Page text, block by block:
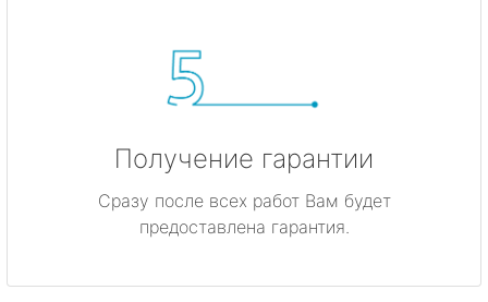
Получение гарантии
Сразу после всех работ Вам будет
предоставлена гарантия.